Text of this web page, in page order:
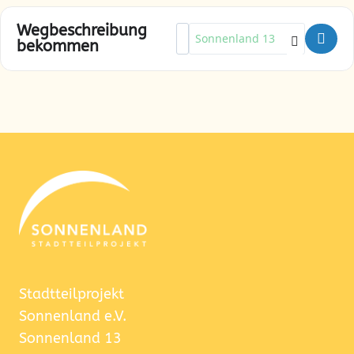
Wegbeschreibung
bekommen
Address - Wir bauen mit Benny
Destination Address - Wir
Stadtteilprojekt
Sonnenland e.V.
Sonnenland 13